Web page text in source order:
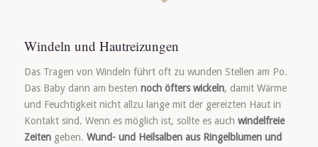
Windeln und Hautreizungen
Das Tragen von Windeln führt oft zu wunden Stellen am Po.
Das Baby dann am besten noch öfters wickeln, damit Wärme
und Feuchtigkeit nicht allzu lange mit der gereizten Haut in
Kontakt sind. Wenn es möglich ist, sollte es auch windelfreie
Zeitengeben. Wund- und Heilsalben aus Ringelblumen und